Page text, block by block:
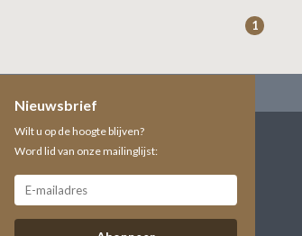
1
Nieuwsbrief
Wilt u op de hoogte blijven?
Word lid van onze mailinglijst: